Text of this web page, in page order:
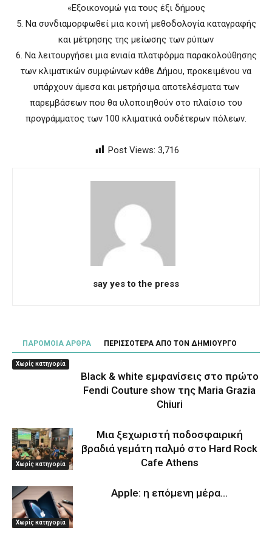
«Εξοικονομώ για τους έξι δήμους
5. Να συνδιαμορφωθεί μια κοινή μεθοδολογία καταγραφής
και μέτρησης της μείωσης των ρύπων
6. Να λειτουργήσει μια ενιαία πλατφόρμα παρακολούθησης
των κλιματικών συμφώνων κάθε Δήμου, προκειμένου να
υπάρχουν άμεσα και μετρήσιμα αποτελέσματα των
παρεμβάσεων που θα υλοποιηθούν στο πλαίσιο του
προγράμματος των 100 κλιματικά ουδέτερων πόλεων.
Post Views: 3,716
say yes to the press
ΠΑΡΟΜΟΙΑ ΑΡΘΡΑ ΠΕΡΙΣΣΟΤΕΡΑ ΑΠΟ ΤΟΝ ΔΗΜΙΟΥΡΓΟ
Χωρίς κατηγορία
Black & white εμφανίσεις στο πρώτο
Fendi Couture show της Maria Grazia
Chiuri
Χωρίς κατηγορία
Μια ξεχωριστή ποδοσφαιρική
βραδιά γεμάτη παλμό στο Hard Rock
Cafe Athens
Χωρίς κατηγορία
Apple: η επόμενη μέρα…